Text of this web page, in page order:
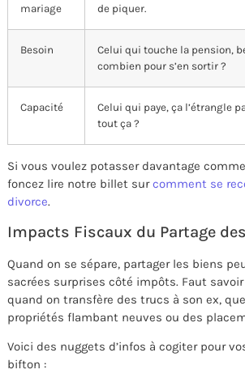
mariage
de piquer.
Besoin
Celui qui touche la pension,
combien pour s’en sortir ?
Capacité
Celui qui paye, ça l’étrangle
tout ça ?
Si vous voulez potasser davantage
foncez lire notre billet surcomment se
divorce.
Impacts Fiscaux du Partage
Quand on se sépare, partager les biens
sacrées surprises côté impôts. Faut
quand on transfère des trucs à son ex,
propriétés flambant neuves ou des
Voici des nuggets d’infos à cogiter pour
bifton :